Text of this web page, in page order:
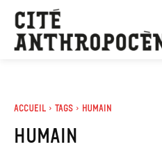
Accueil Tags Humain
humain